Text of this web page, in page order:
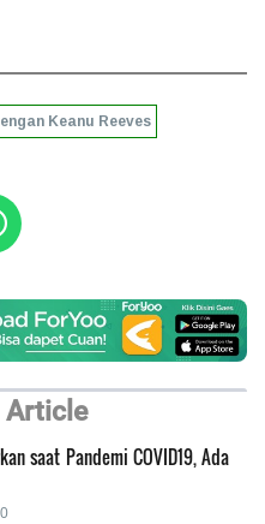
Keanu Reeves
Article
saat Pandemi COVID19, Ada